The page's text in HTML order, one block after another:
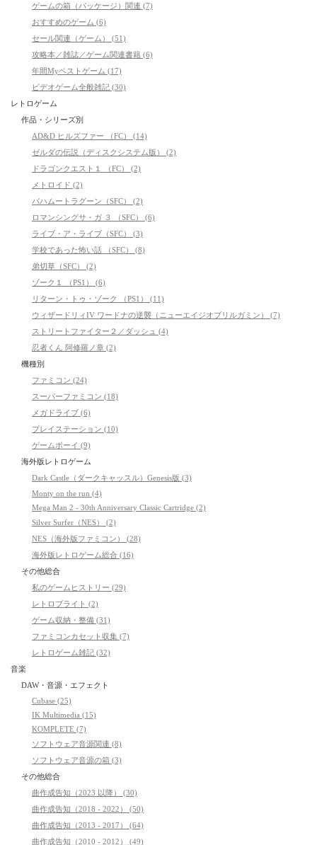
ゲームの箱（パッケージ）関連 (7)
おすすめのゲーム (6)
セール関連（ゲーム） (51)
攻略本／雑誌／ゲーム関連書籍 (6)
年間Myベストゲーム (17)
ビデオゲーム全般雑記 (30)
レトロゲーム
作品・シリーズ別
AD&D ヒルズファー （FC） (14)
ゼルダの伝説（ディスクシステム版） (2)
ドラゴンクエスト１ （FC） (2)
メトロイド (2)
バハムートラグーン（SFC） (2)
ロマンシングサ・ガ ３ （SFC） (6)
ライブ・ア・ライブ（SFC） (3)
学校であった怖い話 （SFC） (8)
弟切草（SFC） (2)
ゾーク１ （PS1） (6)
リターン・トゥ・ゾーク （PS1） (11)
ウィザードリィIV ワードナの逆襲（ニューエイジオブリルガミン） (7)
ストリートファイター２／ダッシュ (4)
忍者くん 阿修羅ノ章 (2)
機種別
ファミコン (24)
スーパーファミコン (18)
メガドライブ (6)
プレイステーション (10)
ゲームボーイ (9)
海外版レトロゲーム
Dark Castle（ダークキャッスル）Genesis版 (3)
Monty on the run (4)
Mega Man 2 - 30th Anniversary Classic Cartridge (2)
Silver Surfer（NES） (2)
NES（海外版ファミコン） (28)
海外版レトロゲーム総合 (16)
その他総合
私のゲームヒストリー (29)
レトロブライト (2)
ゲーム収納・整備 (31)
ファミコンカセット収集 (7)
レトロゲーム雑記 (32)
音楽
DAW・音源・エフェクト
Cubase (25)
IK Multimedia (15)
KOMPLETE (7)
ソフトウェア音源関連 (8)
ソフトウェア音源の箱 (3)
その他総合
曲作成告知（2023 以降） (30)
曲作成告知（2018 - 2022） (50)
曲作成告知（2013 - 2017） (64)
曲作成告知（2010 - 2012） (49)